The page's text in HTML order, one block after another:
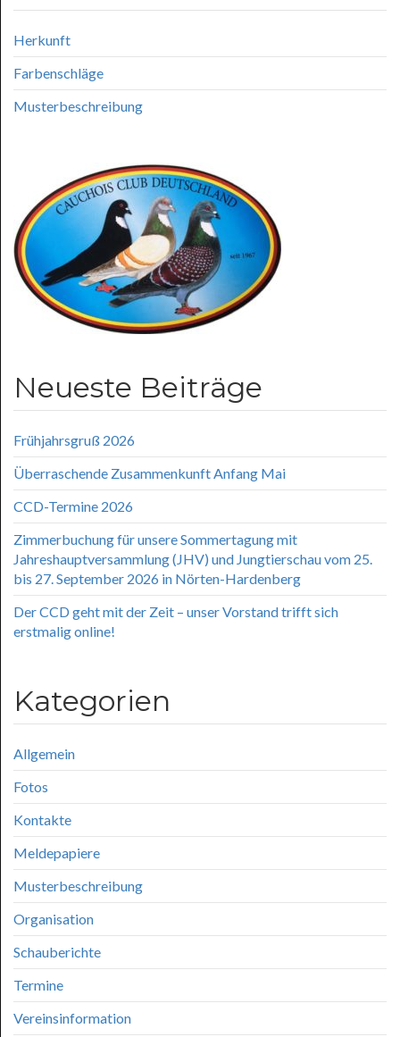
Herkunft
Farbenschläge
Musterbeschreibung
Neueste Beiträge
Frühjahrsgruß 2026
Überraschende Zusammenkunft Anfang Mai
CCD-Termine 2026
Zimmerbuchung für unsere Sommertagung mit
Jahreshauptversammlung (JHV) und Jungtierschau vom 25.
bis 27. September 2026 in Nörten-Hardenberg
Der CCD geht mit der Zeit – unser Vorstand trifft sich
erstmalig online!
Kategorien
Allgemein
Fotos
Kontakte
Meldepapiere
Musterbeschreibung
Organisation
Schauberichte
Termine
Vereinsinformation